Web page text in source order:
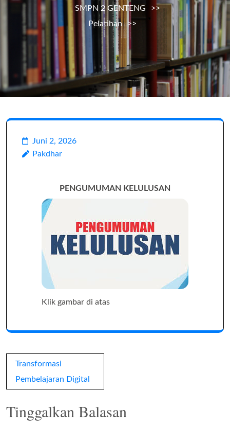
SMPN 2 GENTENG
>>
Pelatihan
>>
Juni 2, 2026
Pakdhar
PENGUMUMAN KELULUSAN
Klik gambar di atas
Navigasi
pos
Transformasi
Pembelajaran Digital
Tinggalkan Balasan